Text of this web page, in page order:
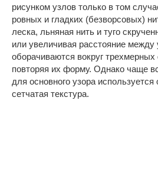
рисунком узлов только в том
ровных и гладких (безворсовых)
леска, льняная нить и туго
или увеличивая расстояние между
оборачиваются вокруг трехмерных
повторяя их форму. Однако чаще
для основного узора
сетчатая текстура.